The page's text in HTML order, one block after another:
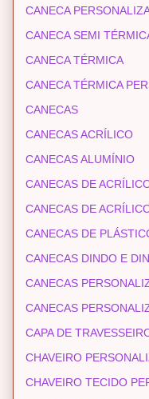
CANECA
CANECA SEMI
CANECA TÉRMICA
CANECA TÉRMICA
CANECAS
CANECAS ACRÍLICO
CANECAS ALUMÍNIO
CANECAS DE
CANECAS DE
CANECAS DE
CANECAS DINDO E
CANECAS
CANECAS
CAPA DE
CHAVEIRO
CHAVEIRO TECIDO